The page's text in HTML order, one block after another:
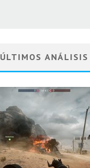
ÚLTIMOS ANÁLISIS